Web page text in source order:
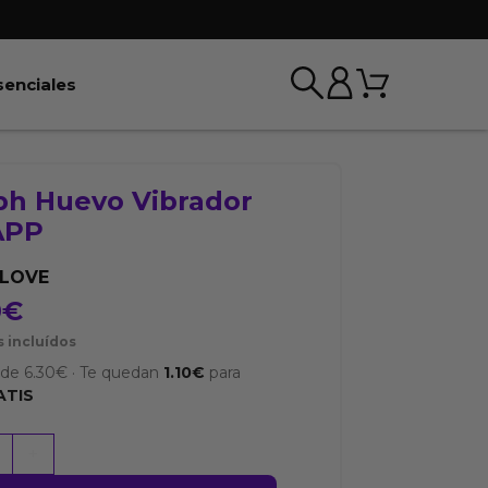
& Bondage Carrito
Huevo Vibrador
€
incluídos
6.30€ ·Te quedan 1.10€ para